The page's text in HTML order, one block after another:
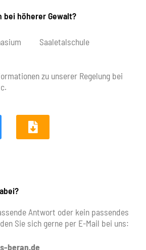
bei höherer Gewalt?
Saaletalschule
zu unserer Regelung bei
Antwort oder kein passendes
Sie sich gerne per E-Mail bei uns:
beran.de